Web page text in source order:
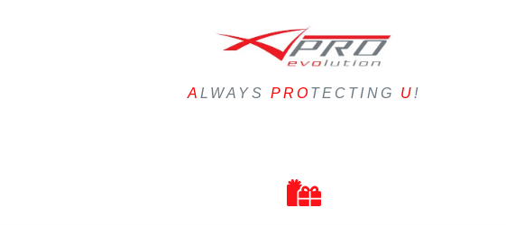
ALWAYS PRO TECTING U!